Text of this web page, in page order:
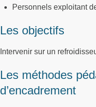
Personnels exploitant
Les objectifs
Intervenir sur un
Les méthodes
d’encadrement